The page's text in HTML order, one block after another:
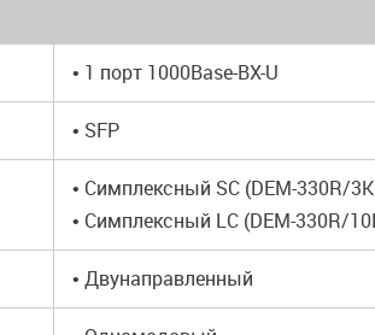
• 1 порт 1000Base-BX-U
• SFP
• Симплексный SC (DEM-330R/
• Симплексный LC (DEM-330R/
• Двунаправленный